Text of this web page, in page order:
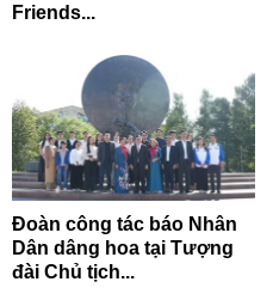
Friends...
Đoàn công tác báo Nhân
Dân dâng hoa tại Tượng
đài Chủ tịch...